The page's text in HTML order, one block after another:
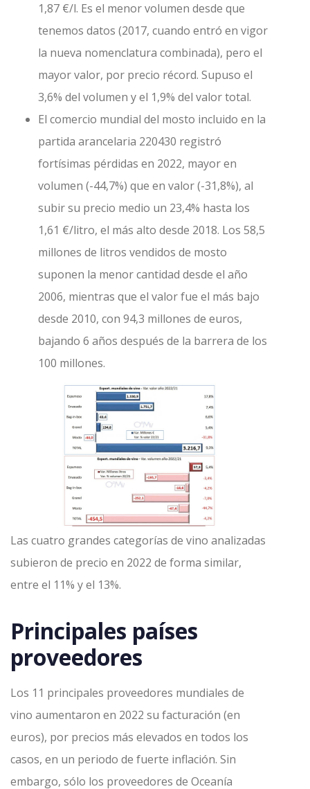
1,87 €/l. Es el menor volumen desde que
tenemos datos (2017, cuando entró en vigor
la nueva nomenclatura combinada), pero el
mayor valor, por precio récord. Supuso el
3,6% del volumen y el 1,9% del valor total.
El comercio mundial del mosto incluido en la
partida arancelaria 220430 registró
fortísimas pérdidas en 2022, mayor en
volumen (-44,7%) que en valor (-31,8%), al
subir su precio medio un 23,4% hasta los
1,61 €/litro, el más alto desde 2018. Los 58,5
millones de litros vendidos de mosto
suponen la menor cantidad desde el año
2006, mientras que el valor fue el más bajo
desde 2010, con 94,3 millones de euros,
bajando 6 años después de la barrera de los
100 millones.
Las cuatro grandes categorías de vino analizadas
subieron de precio en 2022 de forma similar,
entre el 11% y el 13%.
Principales países
proveedores
Los 11 principales proveedores mundiales de
vino aumentaron en 2022 su facturación (en
euros), por precios más elevados en todos los
casos, en un periodo de fuerte inflación. Sin
embargo, sólo los proveedores de Oceanía